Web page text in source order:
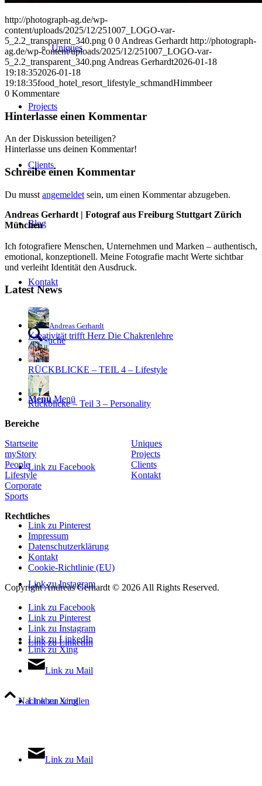
Uniques
Projects
Clients
Blog
Kontakt
Suche
Menü Menü
Link zu Facebook
Link zu Pinterest
Link zu Instagram
Link zu LinkedIn
Link zu Xing
Link zu Mail
http://photograph-ag.de/wp-
content/uploads/2025/12/251007_LOGO-var-
5_2.2_transparent_340.png 0 0 Andreas Gerhardt http://photograph-
ag.de/wp-content/uploads/2025/12/251007_LOGO-var-
5_2.2_transparent_340.png Andreas Gerhardt2026-01-18
19:18:352026-01-18
19:18:35food_hotel_resort_lifestyle_schmandHimmbeer
0 Kommentare
Hinterlasse einen Kommentar
An der Diskussion beteiligen?
Hinterlasse uns deinen Kommentar!
Schreibe einen Kommentar
Du musst angemeldet sein, um einen Kommentar abzugeben.
Andreas Gerhardt | Fotograf aus Freiburg Stuttgart Zürich
München
Ich fotografiere Menschen, Unternehmen und Marken – authentisch,
emotional, konzeptionell. Meine Fotografie macht Werte sichtbar
und verleiht Identität den Ausdruck.
Latest News
Andreas Gerhardt
Kreativität trifft Herz Die Chakrenlehre
RÜCKBLICKE – TEIL 4 – Lifestyle
Rückblicke – Teil 3 – Personality
Bereiche
Startseite
myStory
People
Lifestyle
Corporate
Sports
Uniques
Projects
Clients
Kontakt
Rechtliches
Impressum
Datenschutzerklärung
Kontakt
Cookie-Richtlinie (EU)
Copyright Andreas Gerhardt © 2026 All Rights Reserved.
Link zu Facebook
Link zu Pinterest
Link zu Instagram
Link zu LinkedIn
Link zu Xing
Link zu Mail
Nach oben scrollen